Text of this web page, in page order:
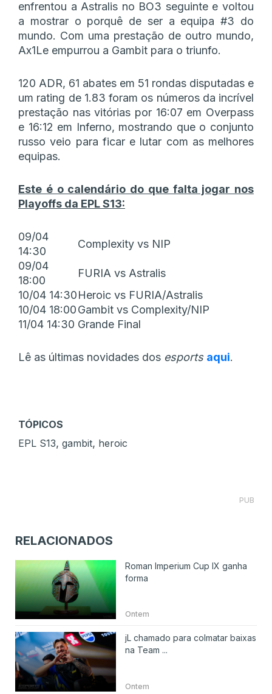
enfrentou a Astralis no BO3 seguinte e voltou
a mostrar o porquê de ser a equipa #3 do
mundo. Com uma prestação de outro mundo,
Ax1Le empurrou a Gambit para o triunfo.
120 ADR, 61 abates em 51 rondas disputadas e
um rating de 1.83 foram os números da incrível
prestação nas vitórias por 16:07 em Overpass
e 16:12 em Inferno, mostrando que o conjunto
russo veio para ficar e lutar com as melhores
equipas.
Este é o calendário do que falta jogar nos
Playoffs da EPL S13:
09/04
14:30
Complexity vs NIP
09/04
18:00
FURIA vs Astralis
10/04 14:30Heroic vs FURIA/Astralis
10/04 18:00Gambit vs Complexity/NIP
11/04 14:30 Grande Final
Lê as últimas novidades dos esports aqui.
TÓPICOS
EPL S13, gambit, heroic
PUB
RELACIONADOS
Roman Imperium Cup IX ganha
forma
Ontem
jL chamado para colmatar baixas
na Team ...
Ontem